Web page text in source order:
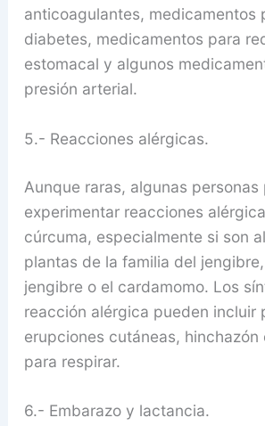
anticoagulantes, medicamentos
diabetes, medicamentos para
estomacal y algunos
presión arterial.
5.- Reacciones alérgicas.
Aunque raras, algunas personas
experimentar reacciones
cúrcuma, especialmente si son
plantas de la familia del
jengibre o el cardamomo. Los
reacción alérgica pueden incluir
erupciones cutáneas,
para respirar.
6.- Embarazo y lactancia.